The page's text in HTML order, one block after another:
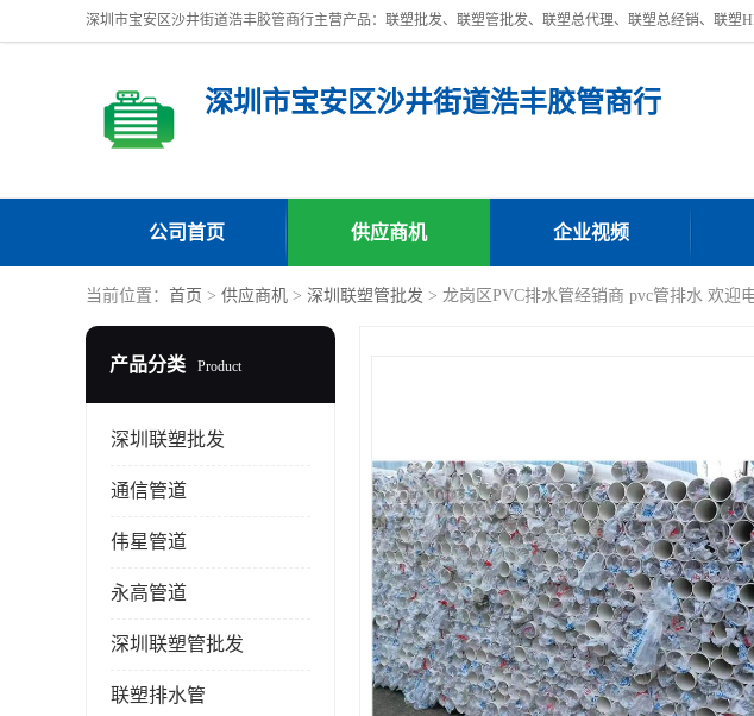
深圳市宝安区沙井街道浩丰胶管商行
公司首页 供应商机 企业视频
当前位置： 首页 > 供应商机 > 深圳联塑管批发 > 龙岗区PVC排水管经销商 pvc管排水 欢迎
产品分类 Product
深圳联塑批发
通信管道
伟星管道
永高管道
深圳联塑管批发
联塑排水管